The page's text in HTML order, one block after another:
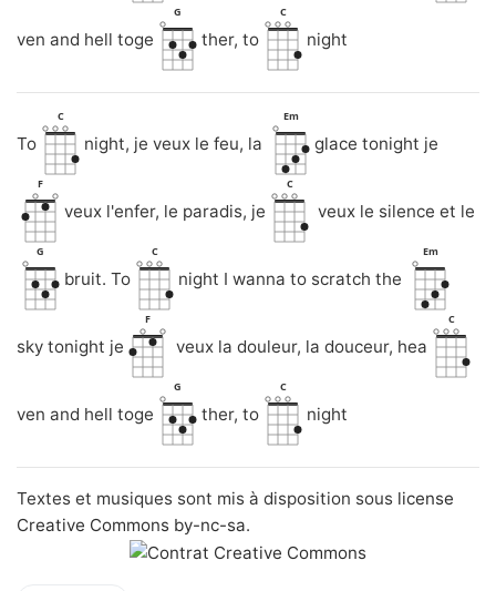
ven and hell toge
G
ther, to
C
night
To
C
night, je veux le feu, la
Em
glace tonight je
F
veux l'enfer, le paradis, je
C
veux le silence et le
G
bruit. To
C
night I wanna to scratch the
Em
sky tonight je
F
veux la douleur, la douceur, hea
C
ven and hell toge
G
ther, to
C
night
Textes et musiques sont mis à disposition sous license
Creative Commons by-nc-sa.